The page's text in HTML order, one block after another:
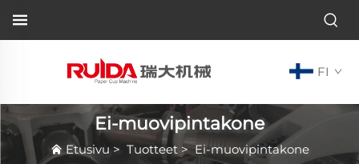
FI
Ei-muovipintakone
Etusivu > Tuotteet>Ei-muovipintakone